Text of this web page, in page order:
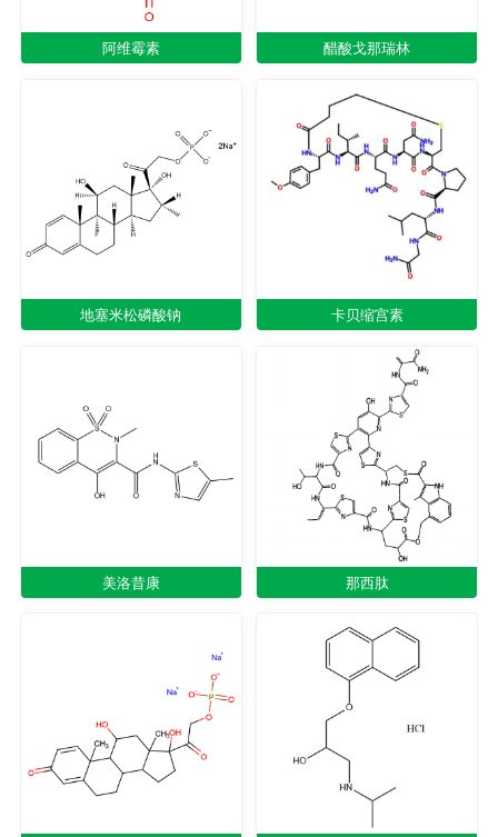
阿维霉素 醋酸戈那瑞林
地塞米松磷酸钠 卡贝缩宫素
美洛昔康 那西肽